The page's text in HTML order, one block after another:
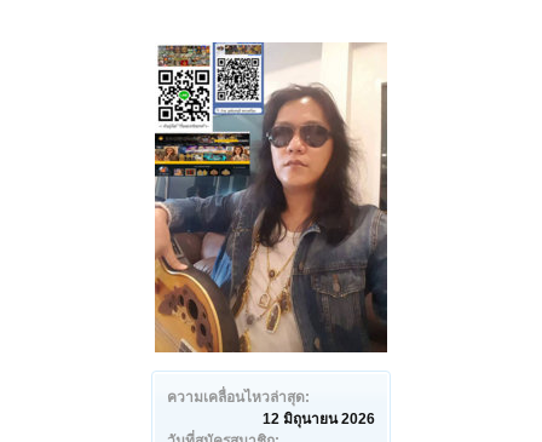
ความเคลื่อนไหวล่าสุด:
12 มิถุนายน 2026